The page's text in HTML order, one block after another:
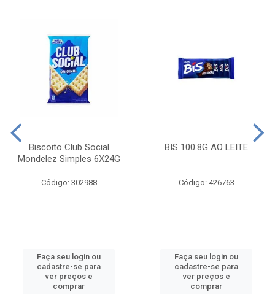
Biscoito Club Social
Mondelez Simples 6X24G
Código: 302988
Faça seu login ou
cadastre-se para
ver preços e
comprar
BIS 100.8G AO LEITE
Código: 426763
Faça seu login ou
cadastre-se para
ver preços e
comprar